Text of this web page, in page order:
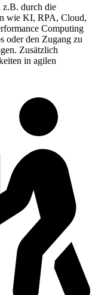
z.B. durch die
wie KI, RPA, Cloud,
Computing
oder den Zugang zu
Zusätzlich
in agilen